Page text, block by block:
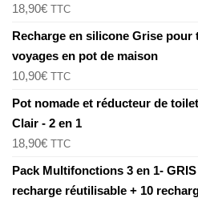
18,90€ TTC
Recharge en silicone Grise
voyages en pot de maison
10,90€ TTC
Pot nomade et réducteur de
Clair - 2 en 1
18,90€ TTC
Pack Multifonctions 3 en 1-
recharge réutilisable + 10